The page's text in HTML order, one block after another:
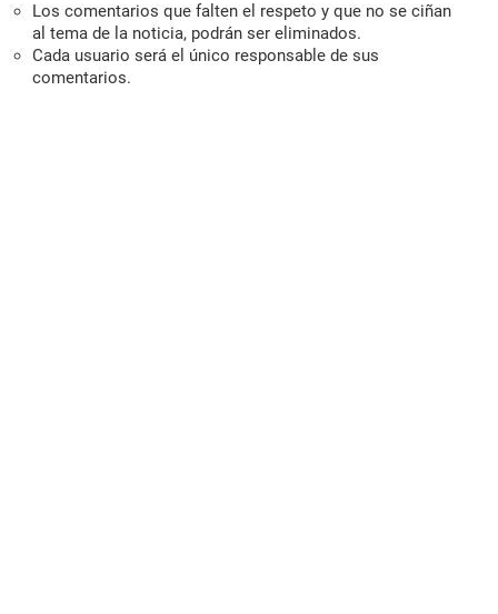
Los comentarios que falten el respeto y que no se ciñan
al tema de la noticia, podrán ser eliminados.
Cada usuario será el único responsable de sus
comentarios.